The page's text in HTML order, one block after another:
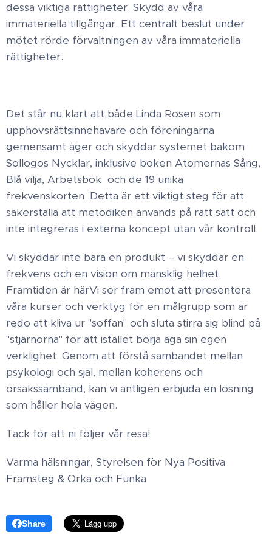
dessa viktiga rättigheter. ​ Skydd av våra
immateriella tillgångar ​. Ett centralt beslut under
mötet rörde förvaltningen av våra immateriella
rättigheter.
Det står nu klart att både Linda Rosen som
upphovsrättsinnehavare och föreningarna
gemensamt äger och skyddar systemet bakom
Sollogos Nycklar, inklusive boken Atomernas Sång,
Blå vilja, Arbetsbok och de 19 unika
frekvenskorten. ​ Detta är ett viktigt steg för att
säkerställa att metodiken används på rätt sätt och
inte integreras i externa koncept utan vår kontroll.
Vi skyddar inte bara en produkt – vi skyddar en
frekvens och en vision om mänsklig helhet. ​
Framtiden är här ​Vi ser fram emot att presentera
våra kurser och verktyg för en målgrupp som är
redo att kliva ur "soffan" och sluta stirra sig blind på
"stjärnorna" för att istället börja äga sin egen
verklighet. Genom att förstå sambandet mellan
psykologi och själ, mellan koherens och
orsakssamband, kan vi äntligen erbjuda en lösning
som håller hela vägen. ​
Tack för att ni följer vår resa! ​
Varma hälsningar, Styrelsen för Nya Positiva
Framsteg & Orka och Funka
Share